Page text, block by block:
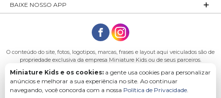
BAIXE NOSSO APP
O conteúdo do site, fotos, logotipos, marcas, frases e layout aqui veiculados são de
propriedade exclusiva da empresa Miniature Kids ou de seus parceiros.
Todos os direitos reservados. Platinum Indústria de Confecções LTDA - CNPJ:
27.180.131/0001-54 Endereço: Rod. Ivo Silveira, n° 7505 - Bateias, Gaspar - SC, 89113-
040
Miniature Kids e os cookies: a gente usa cookies para personalizar
anúncios e melhorar a sua experiência no site. Ao continuar
navegando, você concorda com a nossa Política de Privacidade.